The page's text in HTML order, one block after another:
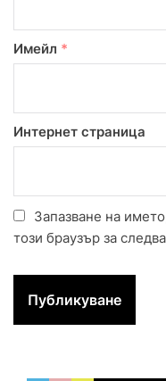
Имейл *
Интернет страница
Запазване на
този браузър за